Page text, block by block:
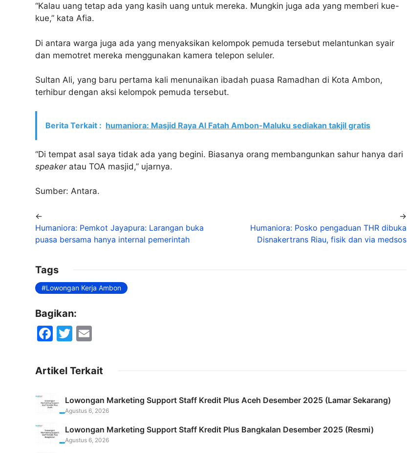
“Kalau uang tetap ada yang kasih uang untuk mereka. Mungkin juga ada yang memberi kue-
kue,” kata Afia.
Di antara warga juga ada yang menyaksikan kelompok pemuda tersebut melantunkan syair
dan memotret mereka menggunakan kamera telepon seluler.
Sultan Ali, yang baru pertama kali menunaikan ibadah puasa Ramadhan di Kota Ambon,
terhibur dengan aksi kelompok pemuda tersebut.
Berita Terkait : humaniora: Masjid Raya Al Fatah Ambon-Maluku sediakan takjil gratis
“Di tempat asal saya tidak ada yang begini. Biasanya orang membangunkan sahur hanya dari
speakeratau TOA masjid,” ujarnya.
Sumber: Antara.
←
Humaniora: Pemkot Jayapura: Larangan buka
puasa bersama hanya internal pemerintah
Humaniora: Posko pengaduan THR dibuka
Disnakertrans Riau, fisik dan via medsos
→
Tags
Lowongan Kerja Ambon
Bagikan:
F
c
e
b
o
o
k
T
itt
er
ai
l
Artikel Terkait
Lowongan Marketing Support Staff Kredit Plus Aceh Desember 2025 (Lamar Sekarang)
Agustus 6, 2026
Lowongan Marketing Support Staff Kredit Plus Bangkalan Desember 2025 (Resmi)
Agustus 6, 2026